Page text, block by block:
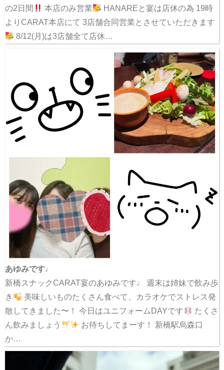
の2日間
本店のみ営業
HANAREと宴は店休の為 19時
よりCARAT本店にて 3店舗合同営業とさせていただきます
8/12(月)は3店舗全て店休…
あゆみです♩
新橋スナックCARAT宴のあゆみです♩ 週末は姉妹で飲み歩
き
美味しいものたくさん食べて、カラオケでストレス発
散してきました〜！ 今日はユニフォームDAYです
たくさ
ん飲みましょう
お待ちしてまーす！ 新橋駅烏森口
か…